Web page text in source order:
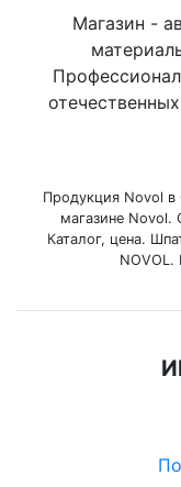
Магазин -
Продукция Novol в
магазине Novol.
Каталог, цена.
NOVOL.